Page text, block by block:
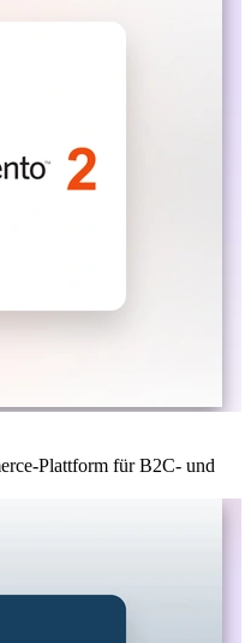
Plattform für B2C- und